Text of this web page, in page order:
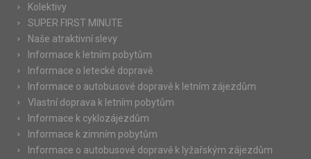
Kolektivy
SUPER FIRST MINUTE
Naše atraktivní slevy
Informace k letním pobytům
Informace o letecké dopravě
Informace o autobusové dopravě k letním zájezdům
Vlastní doprava k letním pobytům
Informace k cyklozájezdům
Informace k zimním pobytům
Informace o autobusové dopravě k lyžařským zájezdům